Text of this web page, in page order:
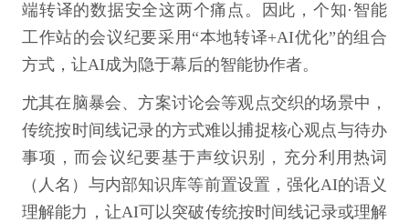
端转译的数据安全这两个痛点。因此，个知·智能
工作站的会议纪要采用“本地转译+AI优化”的组合
方式，让AI成为隐于幕后的智能协作者。
尤其在脑暴会、方案讨论会等观点交织的场景中，
传统按时间线记录的方式难以捕捉核心观点与待办
事项，而会议纪要基于声纹识别，充分利用热词
（人名）与内部知识库等前置设置，强化AI的语义
理解能力，让AI可以突破传统按时间线记录或理解